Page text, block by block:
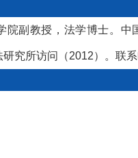
院副教授 ，法学博士。
究所访问（2012）。联系